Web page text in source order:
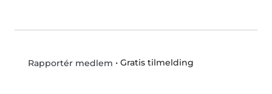
Rapportér medlem • Gratis tilmelding